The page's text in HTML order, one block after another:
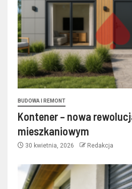
BUDOWA I REMONT
Kontener – nowa
mieszkaniowym
30 kwietnia, 2026 Redakcja